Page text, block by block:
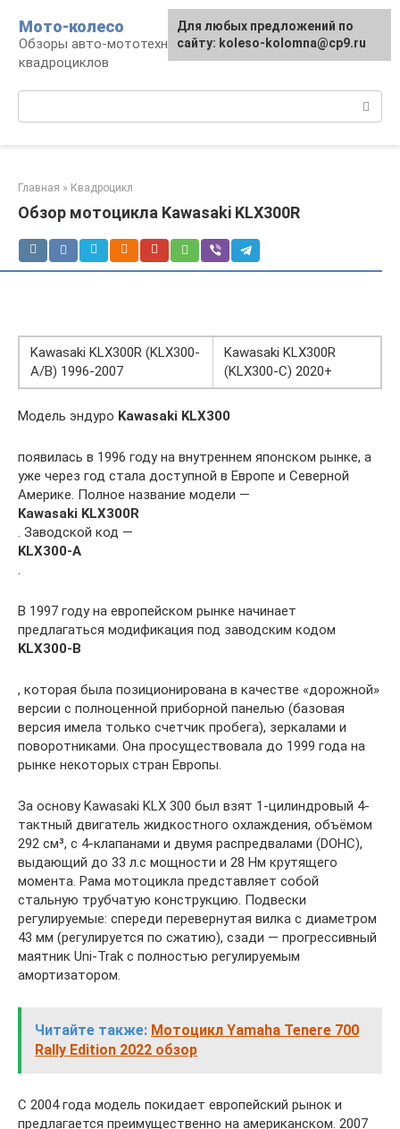
контенту
Мото-колесо
Обзоры авто-мототехники, снегоходов,
квадроциклов
Главная » Квадроцикл
Обзор мотоцикла Kawasaki KLX300R
Kawasaki KLX300R (KLX300-
A/B) 1996-2007
Kawasaki KLX300R
(KLX300-C) 2020+
Модель эндуро Kawasaki KLX300
появилась в 1996 году на внутреннем японском рынке, а
уже через год стала доступной в Европе и Северной
Америке. Полное название модели —
Kawasaki KLX300R
. Заводской код —
KLX300-A
.
В 1997 году на европейском рынке начинает
предлагаться модификация под заводским кодом
KLX300-B
, которая была позиционирована в качестве «дорожной»
версии с полноценной приборной панелью (базовая
версия имела только счетчик пробега), зеркалами и
поворотниками. Она просуществовала до 1999 года на
рынке некоторых стран Европы.
За основу Kawasaki KLX 300 был взят 1-цилиндровый 4-
тактный двигатель жидкостного охлаждения, объёмом
292 см³, с 4-клапанами и двумя распредвалами (DOHC),
выдающий до 33 л.с мощности и 28 Нм крутящего
момента. Рама мотоцикла представляет собой
стальную трубчатую конструкцию. Подвески
регулируемые: спереди перевернутая вилка с диаметром
43 мм (регулируется по сжатию), сзади — прогрессивный
маятник Uni-Trak с полностью регулируемым
амортизатором.
Читайте также: Мотоцикл Yamaha Tenere 700
Rally Edition 2022 обзор
С 2004 года модель покидает европейский рынок и
предлагается преимущественно на американском. 2007
Для любых предложений по
сайту: koleso-kolomna@cp9.ru